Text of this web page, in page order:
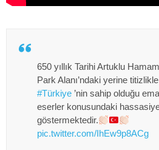
650 yıllık Tarihi Artuklu
Park Alanı’ndaki yerine
#Türkiye ’nin sahip olduğu
eserler konusundaki
göstermektedir.
pic.twitter.com/IhEw9p8ACg